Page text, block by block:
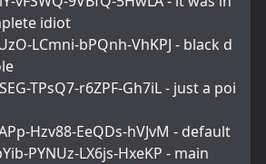
idiot
LCmni-bPQnh-VhKPJ - black d
TPsQ7-r6ZPF-Gh7iL - just a poi
Hzv88-EeQDs-hVJvM - default
PYNUz-LX6js-HxeKP - main